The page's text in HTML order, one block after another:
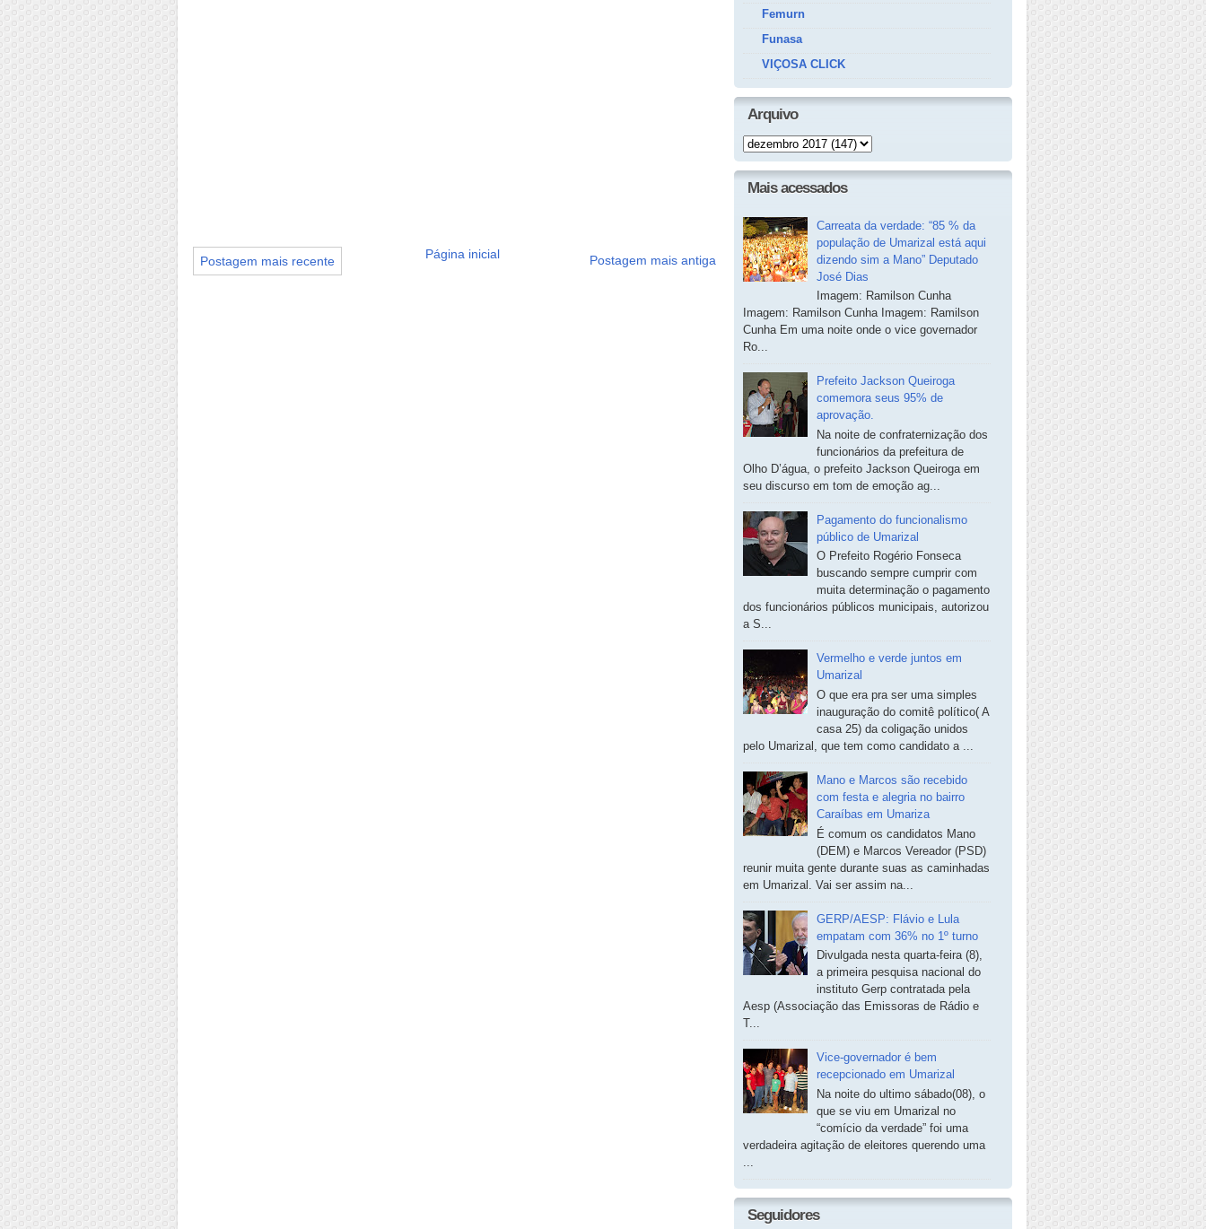
Postagem mais recente Postagem mais antiga
Página inicial
Femurn
Funasa
VIÇOSA CLICK
Arquivo
Mais acessados
Carreata da verdade: “85 % da
população de Umarizal está aqui
dizendo sim a Mano” Deputado
José Dias
Imagem: Ramilson Cunha
Imagem: Ramilson Cunha Imagem: Ramilson
Cunha Em uma noite onde o vice governador
Ro...
Prefeito Jackson Queiroga
comemora seus 95% de
aprovação.
Na noite de confraternização dos
funcionários da prefeitura de
Olho D’água, o prefeito Jackson Queiroga em
seu discurso em tom de emoção ag...
Pagamento do funcionalismo
público de Umarizal
O Prefeito Rogério Fonseca
buscando sempre cumprir com
muita determinação o pagamento
dos funcionários públicos municipais, autorizou
a S...
Vermelho e verde juntos em
Umarizal
O que era pra ser uma simples
inauguração do comitê político( A
casa 25) da coligação unidos
pelo Umarizal, que tem como candidato a ...
Mano e Marcos são recebido
com festa e alegria no bairro
Caraíbas em Umariza
É comum os candidatos Mano
(DEM) e Marcos Vereador (PSD)
reunir muita gente durante suas as caminhadas
em Umarizal. Vai ser assim na...
GERP/AESP: Flávio e Lula
empatam com 36% no 1º turno
Divulgada nesta quarta-feira (8),
a primeira pesquisa nacional do
instituto Gerp contratada pela
Aesp (Associação das Emissoras de Rádio e
T...
Vice-governador é bem
recepcionado em Umarizal
Na noite do ultimo sábado(08), o
que se viu em Umarizal no
“comício da verdade” foi uma
verdadeira agitação de eleitores querendo uma
Seguidores